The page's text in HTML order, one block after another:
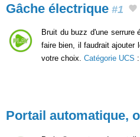
Gâche électrique #1
Bruit du buzz d'une serrure
faire bien, il faudrait ajouter
votre choix. Catégorie UCS :
Portail automatique,